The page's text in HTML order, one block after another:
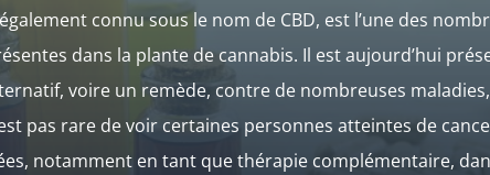
connu sous le nom de CBD, est l’une des
dans la plante de cannabis. Il est aujourd’hui
voire un remède, contre de nombreuses
pas rare de voir certaines personnes atteintes de
notamment en tant que thérapie complémentaire,